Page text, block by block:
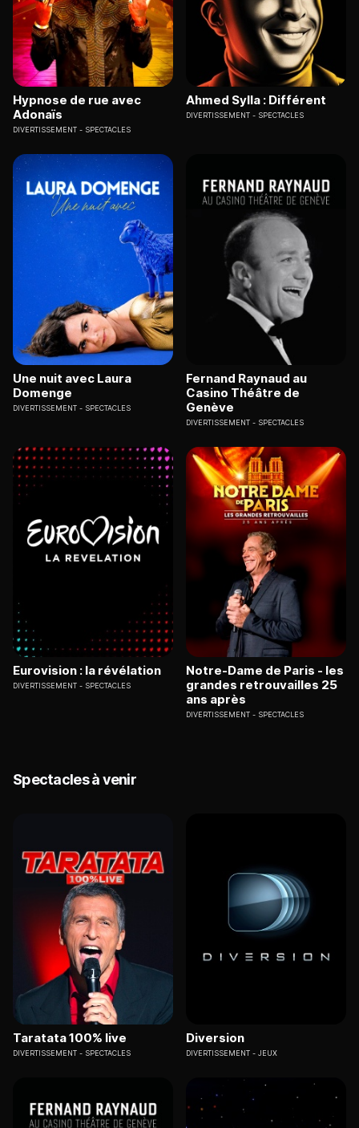
Hypnose de rue avec
Adonaïs
DIVERTISSEMENT SPECTACLES
Ahmed Sylla : Différent
DIVERTISSEMENT SPECTACLES
Une nuit avec Laura
Domenge
DIVERTISSEMENT SPECTACLES
Fernand Raynaud au
Casino Théâtre de
Genève
DIVERTISSEMENT SPECTACLES
Eurovision : la révélation
DIVERTISSEMENT SPECTACLES
Notre-Dame de Paris - les
grandes retrouvailles 25
ans après
DIVERTISSEMENT SPECTACLES
Spectacles à venir
Taratata 100% live
DIVERTISSEMENT SPECTACLES
Diversion
DIVERTISSEMENT JEUX